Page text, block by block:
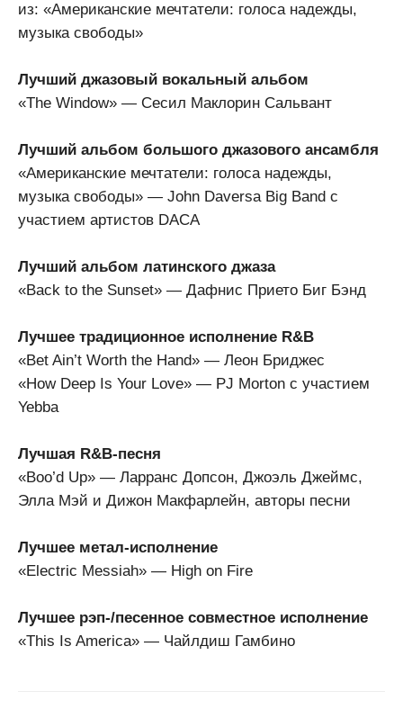
из: «Американские мечтатели: голоса надежды,
музыка свободы»
Лучший джазовый вокальный альбом
«The Window» — Сесил Маклорин Сальвант
Лучший альбом большого джазового ансамбля
«Американские мечтатели: голоса надежды,
музыка свободы» — John Daversa Big Band с
участием артистов DACA
Лучший альбом латинского джаза
«Back to the Sunset» — Дафнис Прието Биг Бэнд
Лучшее традиционное исполнение R&B
«Bet Ain’t Worth the Hand» — Леон Бриджес
«How Deep Is Your Love» — PJ Morton с участием
Yebba
Лучшая R&B-песня
«Boo’d Up» — Ларранс Допсон, Джоэль Джеймс,
Элла Мэй и Дижон Макфарлейн, авторы песни
Лучшее метал-исполнение
«Electric Messiah» — High on Fire
Лучшее рэп-/песенное совместное исполнение
«This Is America» — Чайлдиш Гамбино